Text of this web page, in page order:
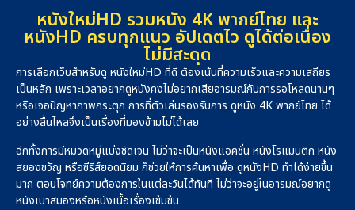
หนังใหม่HD รวมหนัง 4K พากย์ไทย และ
หนังHD ครบทุกแนว อัปเดตไว ดูได้ต่อเนื่อง
ไม่มีสะดุด
การเลือกเว็บสำหรับดู หนังใหม่HD ที่ดี ต้องเน้นที่ความเร็วและความเสถียร
เป็นหลัก เพราะเวลาอยากดูหนังคงไม่อยากเสียอารมณ์กับการรอโหลดนานๆ
หรือเจอปัญหาภาพกระตุก การที่ตัวเล่นรองรับการ ดูหนัง 4K พากย์ไทย ได้
อย่างลื่นไหลจึงเป็นเรื่องที่มองข้ามไม่ได้เลย
อีกทั้งการมีหมวดหมู่แบ่งชัดเจน ไม่ว่าจะเป็นหนังแอคชั่น หนังโรแมนติก หนัง
สยองขวัญ หรือซีรีส์ยอดนิยม ก็ช่วยให้การค้นหาเพื่อ ดูหนังHD ทำได้ง่ายขึ้น
มาก ตอบโจทย์ความต้องการในแต่ละวันได้ทันที ไม่ว่าจะอยู่ในอารมณ์อยากดู
หนังเบาสมองหรือหนังเนื้อเรื่องเข้มข้น